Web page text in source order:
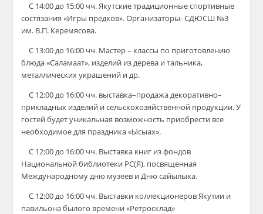
⠀ С 14:00 до 15:00 чч. Якутские традиционные спортивные
состязания «Игры предков». Организаторы- СДЮСШ №3
им. В.П. Керемясова.
⠀ С 13:00 до 16:00 чч. Мастер – классы по приготовлению
блюда «Саламаат», изделий из дерева и тальника,
металлических украшений и др.
⠀ С 12:00 до 16:00 чч. выставка–продажа декоративно–
прикладных изделий и сельскохозяйственной продукции. У
гостей будет уникальная возможность приобрести все
необходимое для праздника «Ысыах».
⠀ С 12:00 до 16:00 чч. Выставка книг из фондов
Национальной библиотеки РС(Я), посвященная
Международному дню музеев и Дню сайылыка.
⠀ С 12:00 до 16:00 чч. Выставки коллекционеров Якутии и
павильона былого времени «Ретросклад»